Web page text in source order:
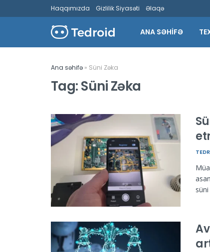
Haqqımızda Gizlilik Siyasəti Əlaqə
ANA SƏHİFƏ
Ana səhifə » Süni Zəka
Tag:Süni Zəka